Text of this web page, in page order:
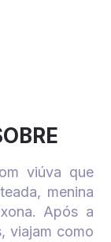
viúva que
menina
Após a
viajam como